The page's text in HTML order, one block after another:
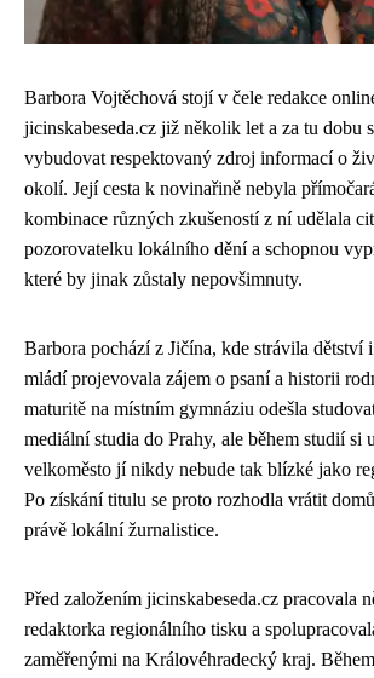
Barbora Vojtěchová stojí v čele redakce
jicinskabeseda.cz již několik let a za tu dobu
vybudovat respektovaný zdroj informací o
okolí. Její cesta k novinařině nebyla
kombinace různých zkušeností z ní udělala
pozorovatelku lokálního dění a schopnou
které by jinak zůstaly nepovšimnuty.
Barbora pochází z Jičína, kde strávila dětství
mládí projevovala zájem o psaní a historii
maturitě na místním gymnáziu odešla
mediální studia do Prahy, ale během studií si
velkoměsto jí nikdy nebude tak blízké jako
Po získání titulu se proto rozhodla vrátit
právě lokální žurnalistice.
Před založením jicinskabeseda.cz pracovala
redaktorka regionálního tisku a
zaměřenými na Královéhradecký kraj.